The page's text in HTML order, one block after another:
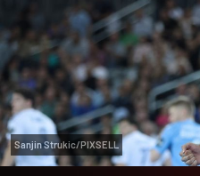
Sanjin Strukic/PIXSELL